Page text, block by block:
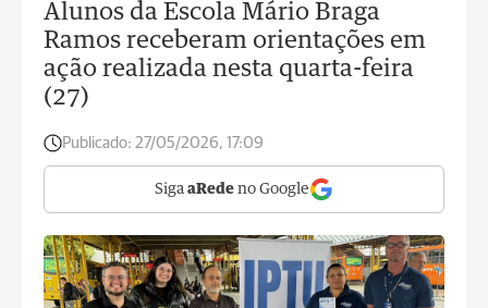
Alunos da Escola Mário Braga
Ramos receberam orientações em
ação realizada nesta quarta-feira
(27)
Publicado: 27/05/2026, 17:09
Siga aRede no Google